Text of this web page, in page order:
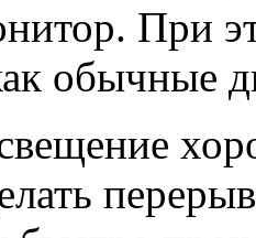
При
обычные